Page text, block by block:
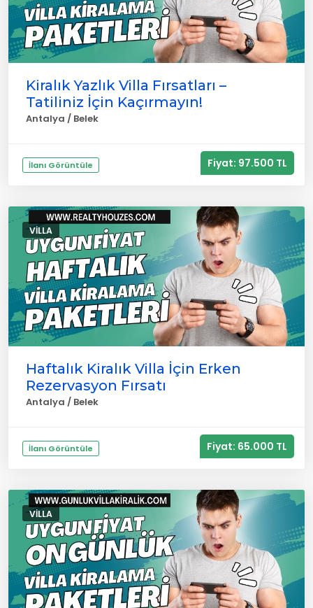
Kiralık Yazlık Villa Fırsatları –
Tatiliniz İçin Kaçırmayın!
Antalya / Belek
İlanı Görüntüle Fiyat: 97.500 TL
VILLA
Haftalık Kiralık Villa İçin Erken
Rezervasyon Fırsatı
Antalya / Belek
İlanı Görüntüle Fiyat: 65.000 TL
VILLA